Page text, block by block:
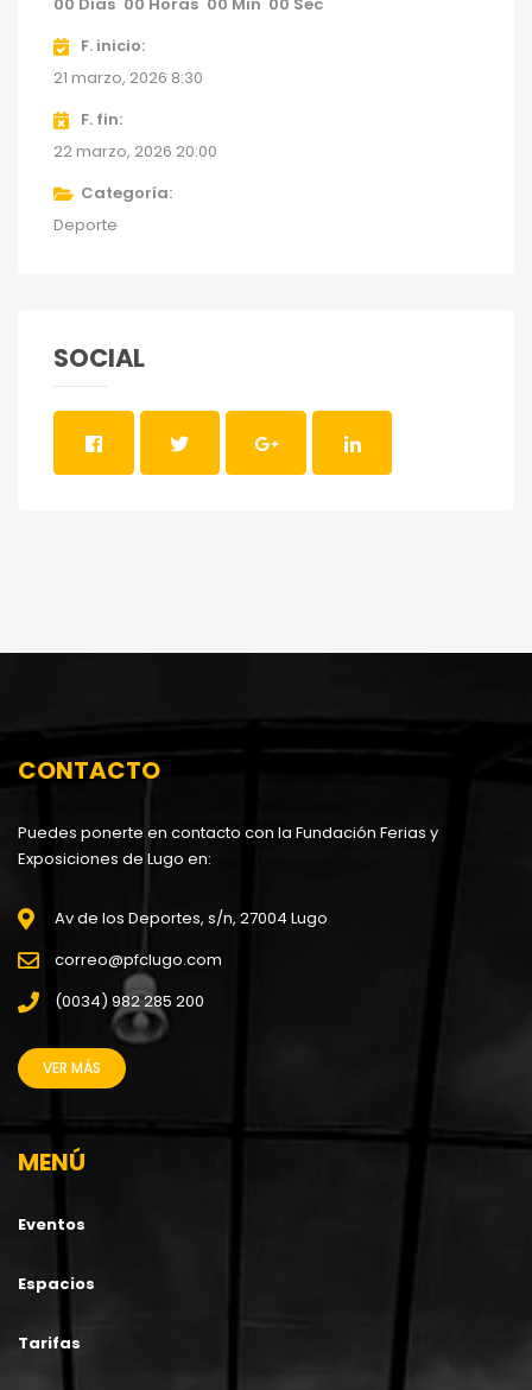
00 Días 00 Horas 00 Min 00 Sec
F. inicio
21 marzo, 2026 8:30
F. fin
22 marzo, 2026 20:00
Categoría
Deporte
SOCIAL
CONTACTO
Puedes ponerte en contacto con la Fundación Ferias y
Exposiciones de Lugo en:
Av de los Deportes, s/n, 27004 Lugo
correo@pfclugo.com
(0034) 982 285 200
VER MÁS
MENÚ
Eventos
Espacios
Tarifas